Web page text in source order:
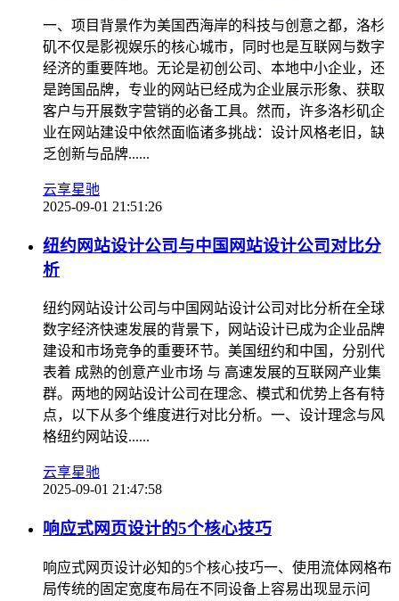
一、项目背景作为美国西海岸的科技与创意之都，洛杉
矶不仅是影视娱乐的核心城市，同时也是互联网与数字
经济的重要阵地。无论是初创公司、本地中小企业，还
是跨国品牌，专业的网站已经成为企业展示形象、获取
客户与开展数字营销的必备工具。然而，许多洛杉矶企
业在网站建设中依然面临诸多挑战：设计风格老旧，缺
乏创新与品牌......
云享星驰
2025-09-01 21:51:26
纽约网站设计公司与中国网站设计公司对比分
析
纽约网站设计公司与中国网站设计公司对比分析在全球
数字经济快速发展的背景下，网站设计已成为企业品牌
建设和市场竞争的重要环节。美国纽约和中国，分别代
表着 成熟的创意产业市场 与 高速发展的互联网产业集
群。两地的网站设计公司在理念、模式和优势上各有特
点，以下从多个维度进行对比分析。一、设计理念与风
格纽约网站设......
云享星驰
2025-09-01 21:47:58
响应式网页设计的5个核心技巧
响应式网页设计必知的5个核心技巧一、使用流体网格布
局传统的固定宽度布局在不同设备上容易出现显示问